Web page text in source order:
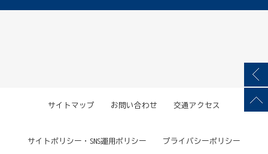
サイトマップ お問い合わせ 交通アクセス
サイトポリシー・SNS運用ポリシー プライバシーポリシー